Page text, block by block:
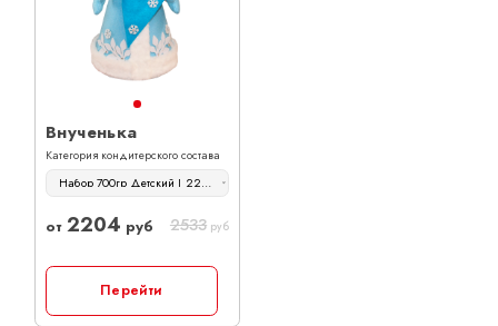
Внученька
Категория кондитерского состава
Набор 700гр Детский | 2204 руб
от 2204 руб 2533 руб
Перейти